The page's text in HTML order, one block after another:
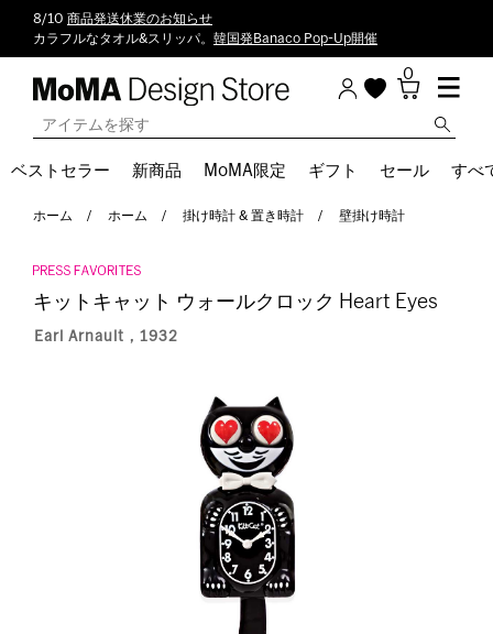
8/10 商品発送休業のお知らせ
カラフルなタオル&スリッパ。 韓国発Banaco Pop-Up開催
0
ベストセラー 新商品 MoMA限定 ギフト セール すべ
ホーム ホーム 掛け時計 & 置き時計 壁掛け時計
キットキャット ウォールクロック Heart Eyes
Earl Arnault，1932